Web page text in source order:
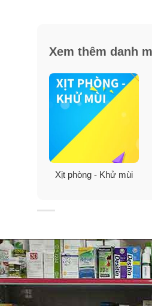
Có nút vặn để kiểm
Làm sạch mát không
Đánh bay các mùi thú
Chống say xe với
Chống ẩm mốc cho nội
Tham khảo thêm:Xịt
Xem thêm danh
Xịt phòng - Khử mùi